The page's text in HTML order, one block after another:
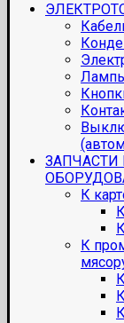
К
К